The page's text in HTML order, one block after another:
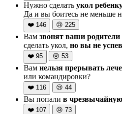
Нужно сделать укол
Да и вы боитесь не меньше
❤️ 146 😢 225
Вам звонят ваши родители
сделать укол, но вы не
❤️ 95 😢 53
Вам нельзя прерывать
или командировки?
❤️ 116 😢 44
Вы попали в
❤️ 107 😢 73